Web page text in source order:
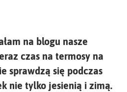
na blogu nasze
czas na termosy na
sprawdzą się podczas
nie tylko jesienią i zimą.